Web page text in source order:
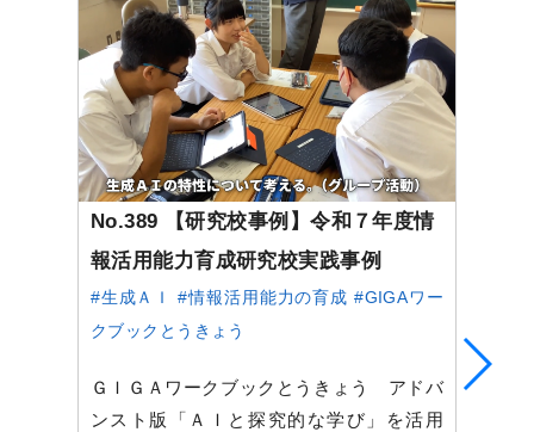
No.389 【研究校事例】令和７年度情
報活用能力育成研究校実践事例
#生成ＡＩ #情報活用能力の育成 #GIGAワー
クブックとうきょう
ＧＩＧＡワークブックとうきょう アドバ
ンスト版「ＡＩと探究的な学び」を活用